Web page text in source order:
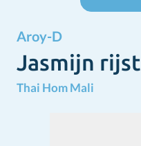
Aroy-D
Jasmijn rijst
Thai Hom Mali